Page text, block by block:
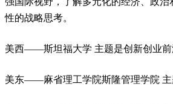
性的战略思考。
美西——斯坦福大学 主题是创新创业
美东——麻省理工学院斯隆管理学院 主